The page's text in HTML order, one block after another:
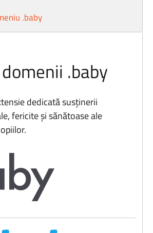
.baby
.baby
dedicată susținerii
fericite și sănătoase ale